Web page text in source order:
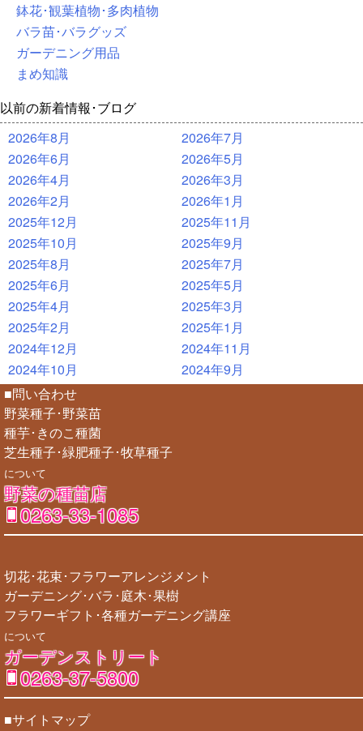
鉢花･観葉植物･多肉植物
バラ苗･バラグッズ
ガーデニング用品
まめ知識
以前の新着情報･ブログ
2026年8月
2026年7月
2026年6月
2026年5月
2026年4月
2026年3月
2026年2月
2026年1月
2025年12月
2025年11月
2025年10月
2025年9月
2025年8月
2025年7月
2025年6月
2025年5月
2025年4月
2025年3月
2025年2月
2025年1月
2024年12月
2024年11月
2024年10月
2024年9月
■問い合わせ
野菜種子･野菜苗
種芋･きのこ種菌
芝生種子･緑肥種子･牧草種子
について
野菜の種苗店
0263-33-1085
切花･花束･フラワーアレンジメント
ガーデニング･バラ･庭木･果樹
フラワーギフト･各種ガーデニング講座
について
ガーデンストリート
0263-37-5800
■サイトマップ